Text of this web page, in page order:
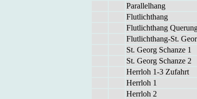
Par­al­lel­hang
Flut­licht­hang
Flut­licht­hang
Flut­licht­hang-St.
St. Ge­org Schan­ze 1
St. Ge­org Schan­ze 2
Herr­loh 1-3 Zu­fahrt
Herr­loh 1
Herr­loh 2